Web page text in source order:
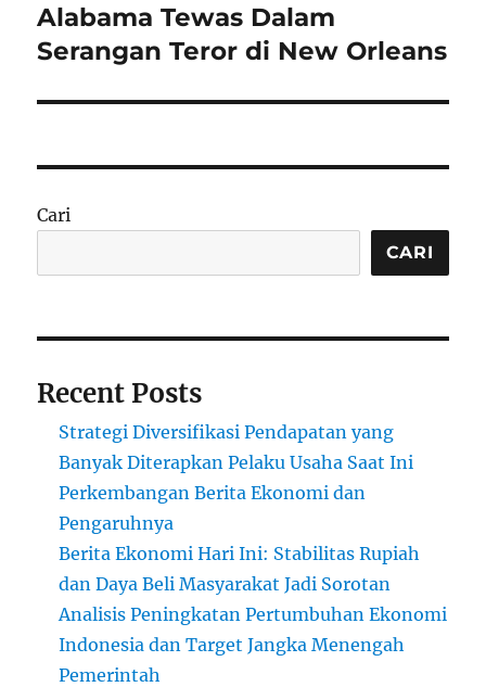
post:
Alabama Tewas Dalam
Serangan Teror di New Orleans
Cari
CARI
Recent Posts
Strategi Diversifikasi Pendapatan yang
Banyak Diterapkan Pelaku Usaha Saat Ini
Perkembangan Berita Ekonomi dan
Pengaruhnya
Berita Ekonomi Hari Ini: Stabilitas Rupiah
dan Daya Beli Masyarakat Jadi Sorotan
Analisis Peningkatan Pertumbuhan Ekonomi
Indonesia dan Target Jangka Menengah
Pemerintah